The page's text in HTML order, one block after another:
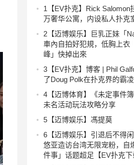
名！通野未帆的秘密是？
1 【EV扑克】Rick Salomon
万奢华公寓，内设私人扑克
2 【迈博娱乐】巨乳正妹「
車內自拍好犯規，低胸上衣
峰」快掉出來
3 【EV扑克】博客 | Phil
了Doug Polk在扑克界的霸
4 【迈博体育】《未定事件
未名活动玩法攻略分享
5 【迈博娱乐】馮提莫
6 【迈博娱乐】引退后不得
悠亚造访台湾无限宠粉，自
件事」话题超足【EV扑克下